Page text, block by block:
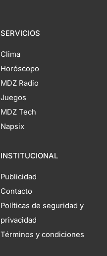
SERVICIOS
Clima
Horóscopo
MDZ Radio
Juegos
MDZ Tech
Napsix
INSTITUCIONAL
Publicidad
Contacto
Políticas de seguridad y
privacidad
Términos y condiciones